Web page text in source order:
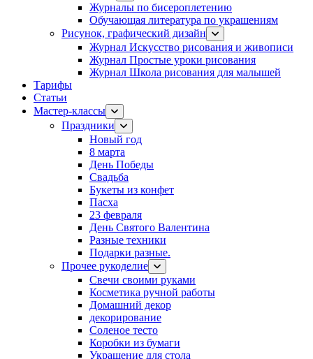
Журналы по бисероплетению
Обучающая литература по украшениям
Рисунок, графический дизайн
Журнал Искусство рисования и живописи
Журнал Простые уроки рисования
Журнал Школа рисования для малышей
Тарифы
Статьи
Мастер-классы
Праздники
Новый год
8 марта
День Победы
Свадьба
Букеты из конфет
Пасха
23 февраля
День Святого Валентина
Разные техники
Подарки разные.
Прочее рукоделие
Свечи своими руками
Косметика ручной работы
Домашний декор
декорирование
Соленое тесто
Коробки из бумаги
Украшение для стола